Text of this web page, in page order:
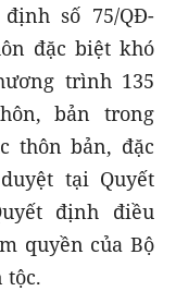
số 75/QĐ-
đặc biệt khó
trình 135
bản trong
thôn bản, đặc
tại Quyết
định điều
quyền của Bộ
tộc.